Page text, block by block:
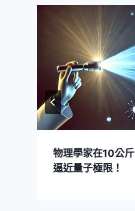
物理學家在10公
逼近量子極限！